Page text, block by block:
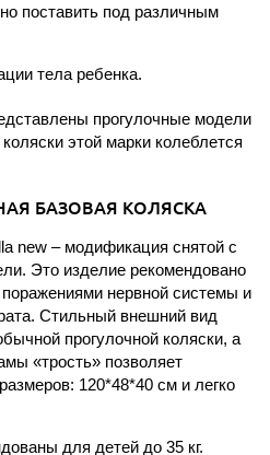
поставить под различным
тела ребенка.
прогулочные модели
этой марки колеблется
БАЗОВАЯ КОЛЯСКА
new – модификация снятой с
Это изделие рекомендовано
поражениями нервной системы и
Стильный внешний вид
прогулочной коляски, а
«трость» позволяет
120*48*40 см и легко
для детей до 35 кг.